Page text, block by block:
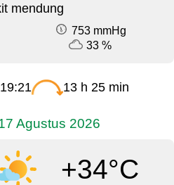
mendung
753 mmHg
33 %
19:21 13 h 25 min
Agustus 2026
+34°C